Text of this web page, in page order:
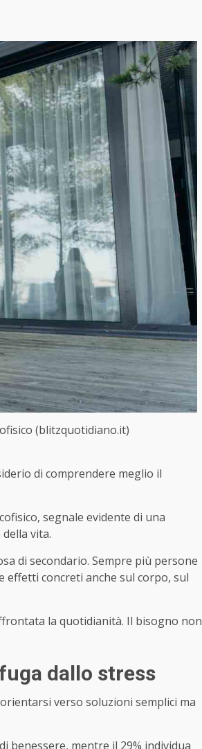
(blitzquotidiano.it)
di comprendere meglio il
segnale evidente di una
vita.
di secondario. Sempre più persone
effetti concreti anche sul corpo, sul
la quotidianità. Il bisogno non
dallo stress
verso soluzioni semplici ma
benessere, mentre il 29% individua